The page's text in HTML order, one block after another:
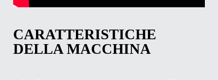
CARATTERISTICHE
DELLA MACCHINA